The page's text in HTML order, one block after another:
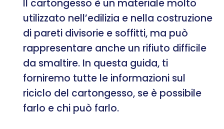
Il cartongesso è un materiale molto
utilizzato nell’edilizia e nella costruzione
di pareti divisorie e soffitti, ma può
rappresentare anche un rifiuto difficile
da smaltire. In questa guida, ti
forniremo tutte le informazioni sul
riciclo del cartongesso, se è possibile
farlo e chi può farlo.